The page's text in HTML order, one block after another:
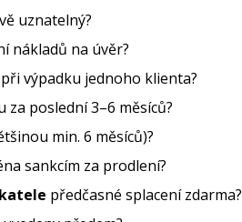
uznatelný?
nákladů na úvěr?
výpadku jednoho klienta?
poslední 3–6 měsíců?
min. 6 měsíců)?
sankcím za prodlení?
předčasné splacení zdarma?